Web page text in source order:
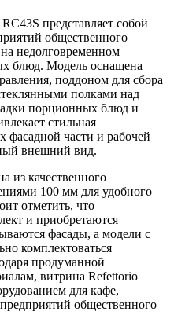
представляет собой
общественного
недолговременном
блюд. Модель оснащена
поддоном для сбора
полками над
порционных блюд и
стильная
фасадной части и рабочей
внешний вид.
из качественного
100 мм для удобного
отметить, что
и приобретаются
фасады, а модели с
комплектоваться
продуманной
витрина Refettorio
для кафе,
общественного